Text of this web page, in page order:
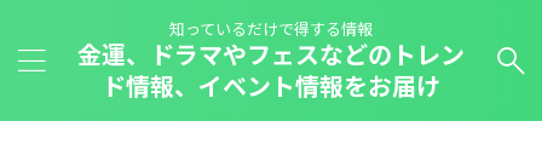
知っているだけで得する情報
金運、ドラマやフェスなどのトレン
ド情報、イベント情報をお届け